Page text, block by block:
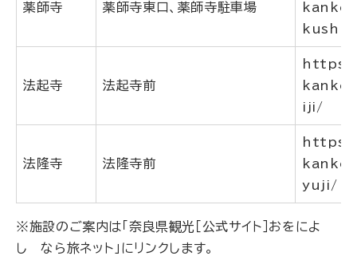
薬師寺 薬師寺東口、薬師寺駐車場
法起寺 法起寺前
iji/
法隆寺 法隆寺前
yuji/
※施設のご案内は「奈良県観光［公式サイト］おをによ
し なら旅ネット」にリンクします。